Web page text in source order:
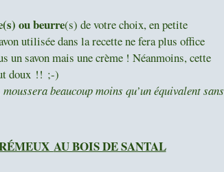
ou beurre(s) de votre choix, en petite
utilisée dans la recette ne fera plus office
un savon mais une crème ! Néanmoins, cette
doux !! ;-)
beaucoup moins qu’un équivalent sans
AU BOIS DE SANTAL